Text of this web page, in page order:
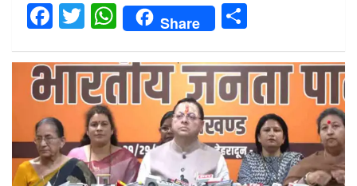
F
ce
b
o
o
k
T
tt
er
W
h
at
s
A
p
p
Share
ar
e